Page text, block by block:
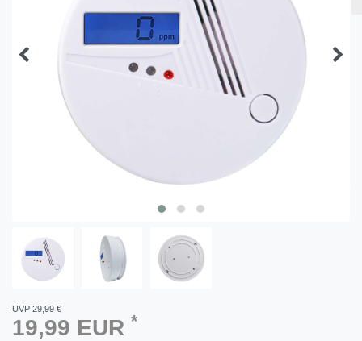
UVP 29,99 €
19,99 EUR *